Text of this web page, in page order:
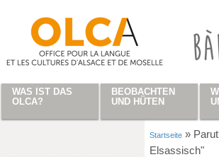
Startseite »
Elsassisch"
WAS IST DAS
OLCA?
BEOBACHTEN
UND HÜTEN